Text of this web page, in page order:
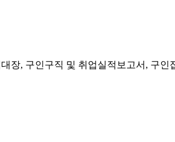
장, 구인구직 및 취업실적보고서, 구